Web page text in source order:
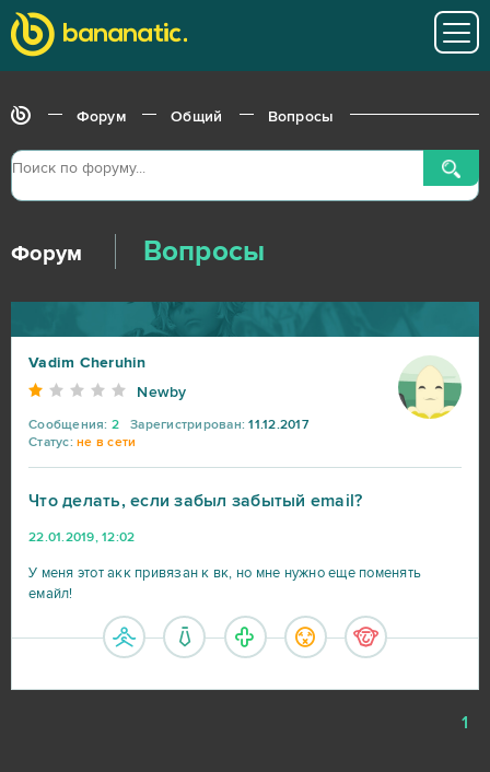
Форум Общий Вопросы
Форум Вопросы
Vadim Cheruhin
Newby
Сообщения: 2 Зарегистрирован: 11.12.2017
Статус: не в сети
Что делать, если забыл забытый email?
22.01.2019, 12:02
У меня этот акк привязан к вк, но мне нужно еще поменять
емайл!
1